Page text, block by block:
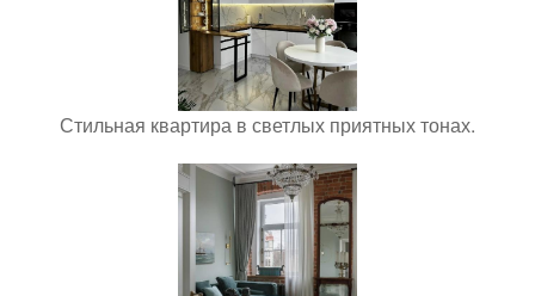
Стильная квартира в светлых приятных тонах.